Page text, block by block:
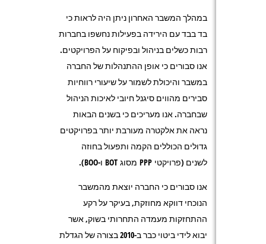
במהלך המשבר האחרון ניתן היה לראות כי
בד בבד עם הירידה בפעילות נחשפו בחברות
רבות כשלים בניהול ובפיקוח על הפרויקטים.
אנו סבורים כי אופן ההתנהלות של החברה
במשבר והיכולת לשמור על שיעורי רווחיות
סבירים מהווים סיגנל חיובי לאיכות הניהול
שבחברה. אנו מעריכים כי בשנים הבאות
נראה את אלקטרה מעורבת יותר בפרויקטים
גדולים הכוללים הקמה ותפעול בחוזה
לשנים (פרויקטי PPP מסוג BOT ו-BOO).
אנו סבורים כי החברה יוצאת מהמשבר
הנוכחי דווקא מחוזקת, בעיקר על רקע
ההתחזקות מעמדה התחרותי בשוק, אשר
יבוא לידי ביטוי כבר ב-2010 בצורה של הגדלת